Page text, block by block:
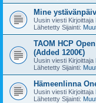
Mine
Uusin viesti Kirjoittaja
Lähetetty Sijainti:
TAOM HCP
(Added 1200€)
Uusin viesti Kirjoittaja
Lähetetty Sijainti:
Hämeenlinna
Uusin viesti Kirjoittaja
Lähetetty Sijainti: